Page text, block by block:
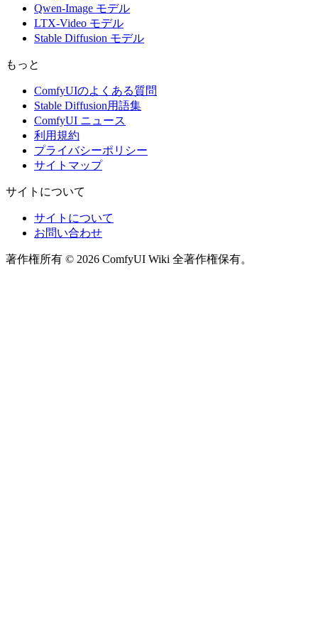
Qwen-Image モデル
LTX-Video モデル
Stable Diffusion モデル
もっと
ComfyUIのよくある質問
Stable Diffusion用語集
ComfyUI ニュース
利用規約
プライバシーポリシー
サイトマップ
サイトについて
サイトについて
お問い合わせ
著作権所有 © 2026 ComfyUI Wiki 全著作権保有。